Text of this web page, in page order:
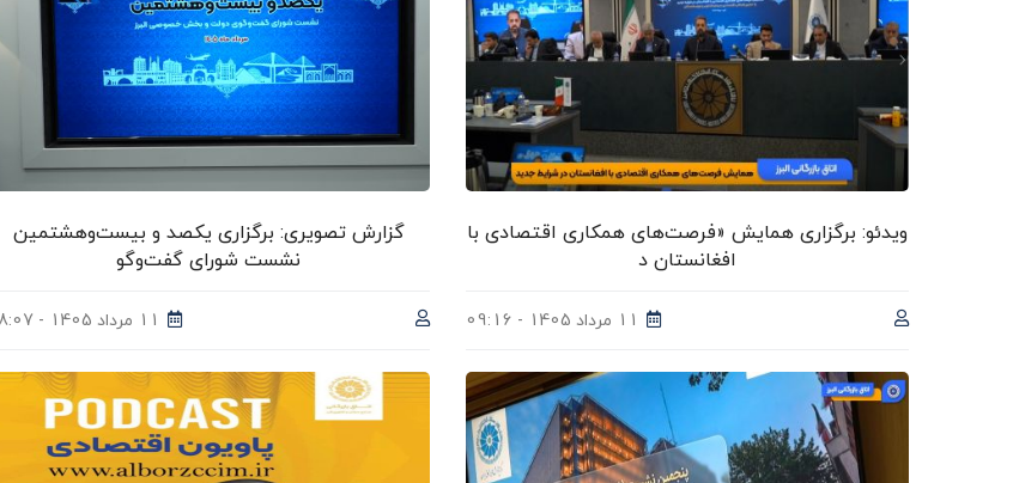
ویدئو: برگزاری همایش «فرصت‌های همکاری اقتصادی با
افغانستان د
11 مرداد 1405 - 09:16
گزارش تصویری: برگزاری یکصد و بیست‌وهشتمین
نشست شورای گفت‌وگو
11 مرداد 1405 - 08:07